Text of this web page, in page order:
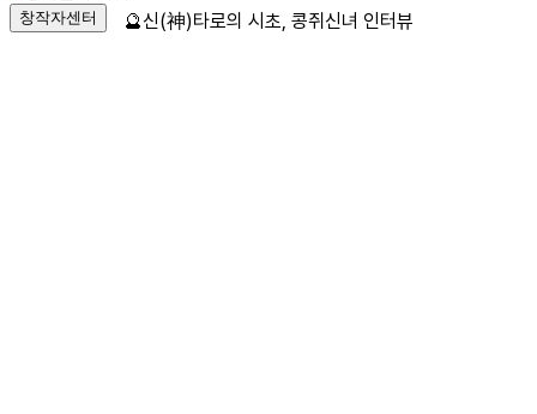
창작자센터 🔮신(神)타로의 시초, 콩쥐신녀 인터뷰